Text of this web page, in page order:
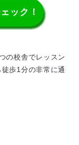
ック！
の校舎でレッスン
歩1分の非常に通